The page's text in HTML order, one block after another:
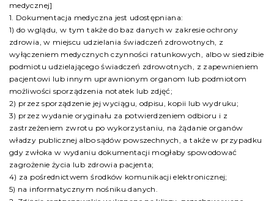
medycznej]
1. Dokumentacja medyczna jest udostępniana:
1) do wglądu, w tym także do baz danych w zakresie ochrony
zdrowia, w miejscu udzielania świadczeń zdrowotnych, z
wyłączeniem medycznych czynności ratunkowych, albo w siedzibie
podmiotu udzielającego świadczeń zdrowotnych, z zapewnieniem
pacjentowi lub innym uprawnionym organom lub podmiotom
możliwości sporządzenia notatek lub zdjęć;
2) przez sporządzenie jej wyciągu, odpisu, kopii lub wydruku;
3) przez wydanie oryginału za potwierdzeniem odbioru i z
zastrzeżeniem zwrotu po wykorzystaniu, na żądanie organów
władzy publicznej albo sądów powszechnych, a także w przypadku
gdy zwłoka w wydaniu dokumentacji mogłaby spowodować
zagrożenie życia lub zdrowia pacjenta;
4) za pośrednictwem środków komunikacji elektronicznej;
5) na informatycznym nośniku danych.